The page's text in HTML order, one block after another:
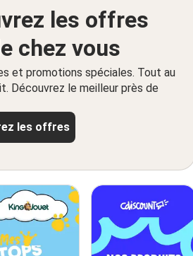
les offres
chez vous
et promotions spéciales. Tout au
Découvrez le meilleur près de
les offres